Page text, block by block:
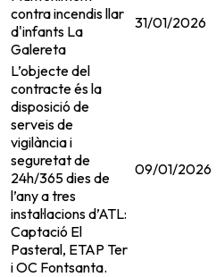
contra incendis llar
d'infants La
Galereta
31/01/2026
L’objecte del
contracte és la
disposició de
serveis de
vigilància i
seguretat de
24h/365 dies de
l’any a tres
instal·lacions d’ATL:
Captació El
Pasteral, ETAP Ter
i OC Fontsanta.
09/01/2026